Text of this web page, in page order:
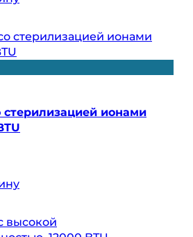
ионами